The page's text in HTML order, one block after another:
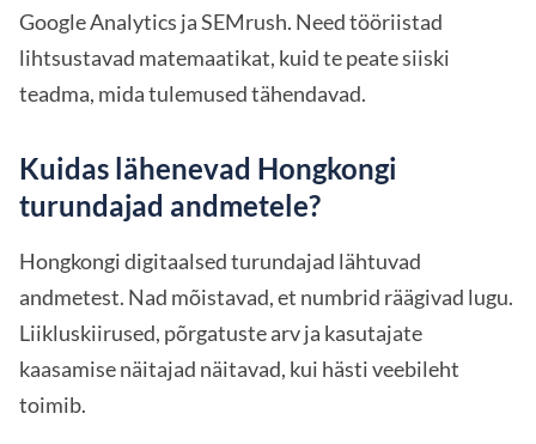
Google Analytics ja SEMrush. Need tööriistad
lihtsustavad matemaatikat, kuid te peate siiski
teadma, mida tulemused tähendavad.
Kuidas lähenevad Hongkongi
turundajad andmetele?
Hongkongi digitaalsed turundajad lähtuvad
andmetest. Nad mõistavad, et numbrid räägivad lugu.
Liikluskiirused, põrgatuste arv ja kasutajate
kaasamise näitajad näitavad, kui hästi veebileht
toimib.